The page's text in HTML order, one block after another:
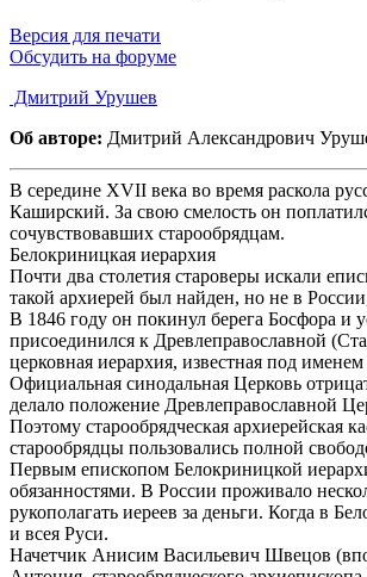
Версия для печати
Обсудить на форуме
Дмитрий Урушев
Об авторе: Дмитрий Александрович
В середине XVII века во время раскола
Каширский. За свою смелость он
сочувствовавших старообрядцам.
Белокриницкая иерархия
Почти два столетия староверы искали
такой архиерей был найден, но не в
В 1846 году он покинул берега Босфора
присоединился к Древлеправославной
церковная иерархия, известная под
Официальная синодальная Церковь
делало положение Древлеправославной
Поэтому старообрядческая архиерейская
старообрядцы пользовались полной
Первым епископом Белокриницкой
обязанностями. В России проживало
рукополагать иереев за деньги. Когда в
и всея Руси.
Начетчик Анисим Васильевич Швецов